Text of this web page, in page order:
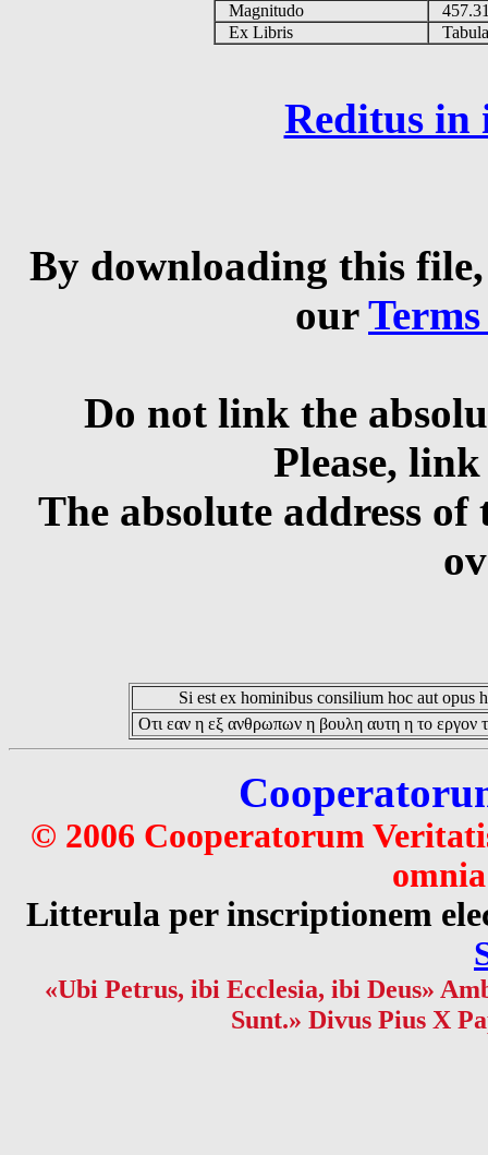
Magnitudo
Ex Libris
Reditus in
By downloading this
our
Do not link the
Please,
The absolute address
Si est ex hominibus consilium hoc aut opus
Οτι εαν η εξ ανθρωπων η βουλη αυτη η το εργον
© 2006 Cooperatorum
Litterula per inscriptionem
«Ubi Petrus, ibi Ecclesia, ibi Deus»
Sunt.» Divus Pius X